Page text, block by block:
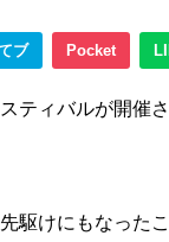
ブ Pocket
ティバルが開催
駆けにもなった